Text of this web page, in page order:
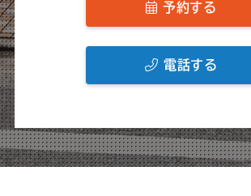
予約する
電話する